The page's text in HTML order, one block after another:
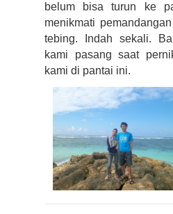
belum bisa turun ke
menikmati
tebing. Indah sekali.
kami pasang saat
kami di pantai ini.